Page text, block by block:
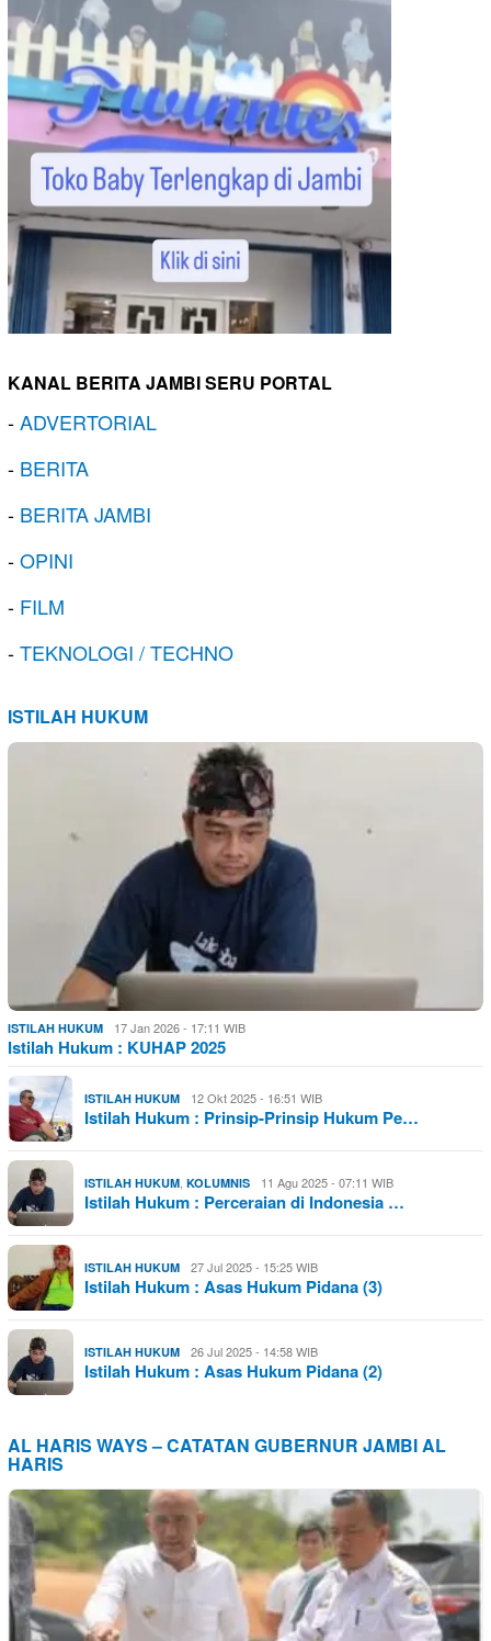
KANAL BERITA JAMBI SERU PORTAL
-ADVERTORIAL
- BERITA
- BERITA JAMBI
-OPINI
- FILM
-TEKNOLOGI / TECHNO
ISTILAH HUKUM
ISTILAH HUKUM 17 Jan 2026 - 17:11 WIB
Istilah Hukum : KUHAP 2025
ISTILAH HUKUM 12 Okt 2025 - 16:51 WIB
Istilah Hukum : Prinsip-Prinsip Hukum Pe…
ISTILAH HUKUM, KOLUMNIS 11 Agu 2025 - 07:11 WIB
Istilah Hukum : Perceraian di Indonesia …
ISTILAH HUKUM 27 Jul 2025 - 15:25 WIB
Istilah Hukum : Asas Hukum Pidana (3)
ISTILAH HUKUM 26 Jul 2025 - 14:58 WIB
Istilah Hukum : Asas Hukum Pidana (2)
AL HARIS WAYS – CATATAN GUBERNUR JAMBI AL
HARIS